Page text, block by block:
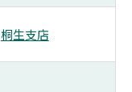
桐生支店